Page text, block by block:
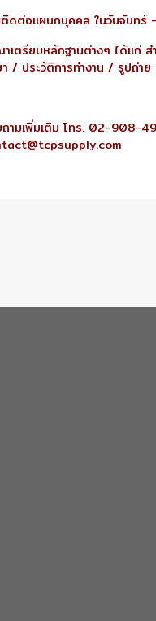
ดต่อแผนกบุคคล ในวันจันท
เตรียมหลักฐานต่างๆ ได้แก่ ส
/ ประวัติการทำงาน / รูปถ่า
ามเพิ่มเติม โทร. 02-908-